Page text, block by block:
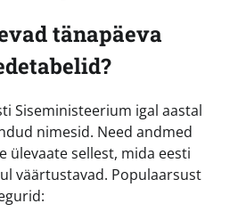
tänapäeva
Siseministeerium igal aastal
nimesid. Need andmed
ülevaate sellest, mida eesti
väärtustavad. Populaarsust